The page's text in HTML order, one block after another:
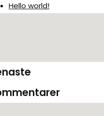
Hello world!